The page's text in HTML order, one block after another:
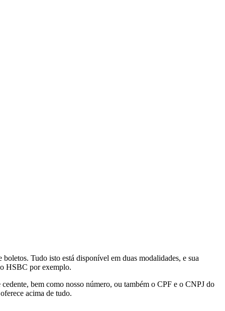
Tudo isto está disponível em duas modalidades, e sua
HSBC por exemplo.
bem como nosso número, ou também o CPF e o CNPJ do
acima de tudo.